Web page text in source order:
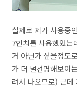
실제로 제가 사용중
7인치를 사용했었는
거 아닌가 싶을정도
가 더 덜선명해보이
려서 나오므로) 근데